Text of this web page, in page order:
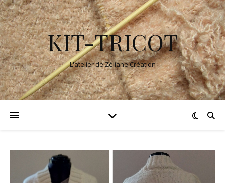
KIT-TRICOT
L'atelier de Zéliane Création